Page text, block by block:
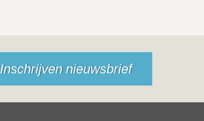
Inschrijven nieuwsbrief